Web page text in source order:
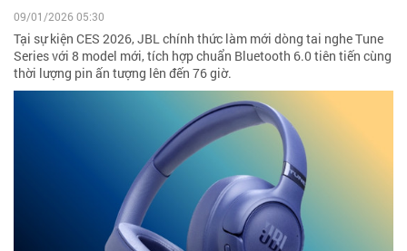
09/01/2026 05:30
Tại sự kiện CES 2026, JBL chính thức làm mới dòng tai nghe Tune
Series với 8 model mới, tích hợp chuẩn Bluetooth 6.0 tiên tiến cùng
thời lượng pin ấn tượng lên đến 76 giờ.